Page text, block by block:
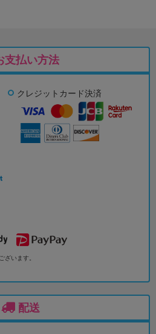
支払い方法
クレジットカード決済
ざいます。
配送